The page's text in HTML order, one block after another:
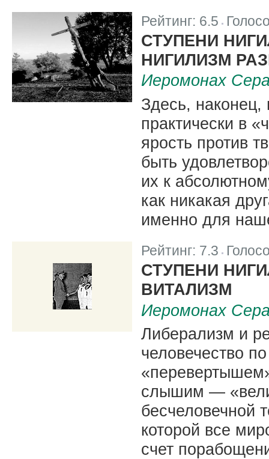
Рейтинг: 6.5 |
СТУПЕНИ
НИГИЛИЗМ
Иеромонах
Здесь,
практически в
ярость против
быть
их к
как никакая
именно для
Рейтинг: 7.3 |
СТУПЕНИ
ВИТАЛИЗМ
Иеромонах
Либерализм и
человечество
слышим —
бесчеловечной
которой все
счет